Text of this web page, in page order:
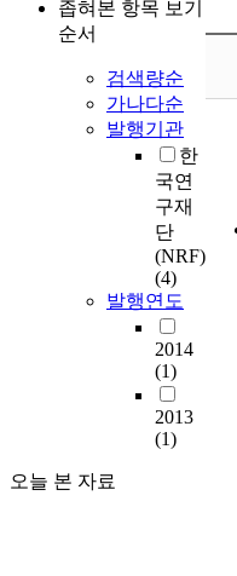
좁혀본 항목 보기
순서
검색량순
가나다순
발행기관
한
국연
구재
단
(NRF)
(4)
발행연도
2014
(1)
2013
(1)
오늘 본 자료